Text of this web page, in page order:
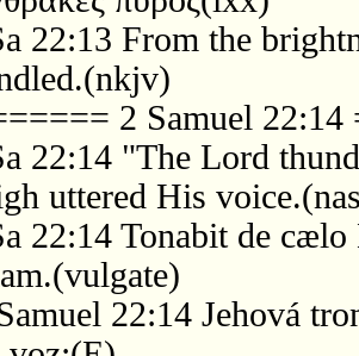
22:13 From the
2 Samuel
22:14 "The Lord
uttered His
22:14 Tonabit de
22:14 Jehová